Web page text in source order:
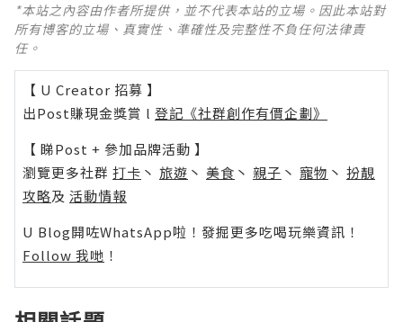
*本站之內容由作者所提供，並不代表本站的立場。因此本站對
所有博客的立場、真實性、準確性及完整性不負任何法律責
任。
【 U Creator 招募 】
出Post賺現金獎賞 l 登記《社群創作有價企劃》
【 睇Post + 參加品牌活動 】
瀏覽更多社群 打卡 丶 旅遊 丶 美食 丶 親子 丶 寵物 丶 扮靚
攻略及 活動情報
U Blog開咗WhatsApp啦！發掘更多吃喝玩樂資訊！
Follow 我哋 ！